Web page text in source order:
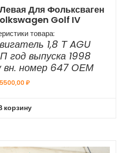
Для Фольксваген
Golf IV
товара:
1,8 Т AGU
год выпуска 1998
вн. номер 647 ОЕМ
5500,00₽
корзину